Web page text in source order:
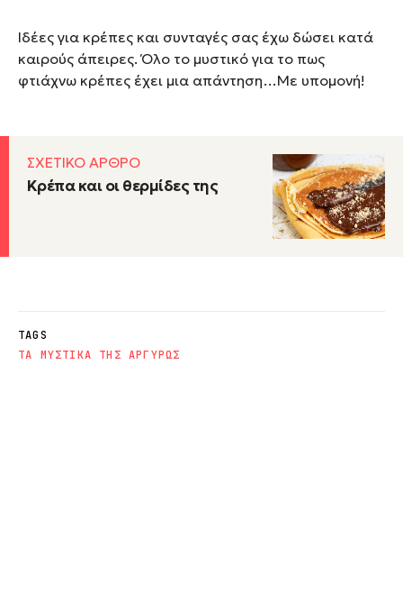
Ιδέες για κρέπες και συνταγές σας έχω δώσει κατά
καιρούς άπειρες. Όλο το μυστικό για το πως
φτιάχνω κρέπες έχει μια απάντηση…Με υπομονή!
ΣΧΕΤΙΚΟ ΑΡΘΡΟ
Κρέπα και οι θερμίδες της
TAGS
ΤΑ ΜΥΣΤΙΚΑ ΤΗΣ ΑΡΓΥΡΩΣ